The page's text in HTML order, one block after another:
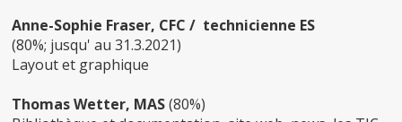
Anne-Sophie Fraser, CFC / technicienne ES
(80%; jusqu' au 31.3.2021)
Layout et graphique
Thomas Wetter, MAS(80%)